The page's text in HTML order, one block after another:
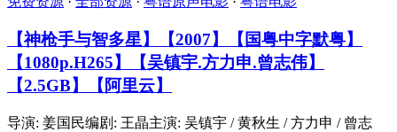
【神枪手与智多星】【2007】【国粤中字默粤】
【1080p.H265】【吴镇宇.方力申.曾志伟】
【2.5GB】【阿里云】
导演: 姜国民编剧: 王晶主演: 吴镇宇 / 黄秋生 / 方力申 / 曾志